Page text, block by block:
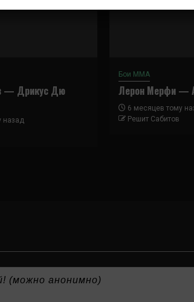
— Дрикус Дю
назад
Бои ММА
Лерон Мерфи —
6 месяцев тому
Решит Сабитов